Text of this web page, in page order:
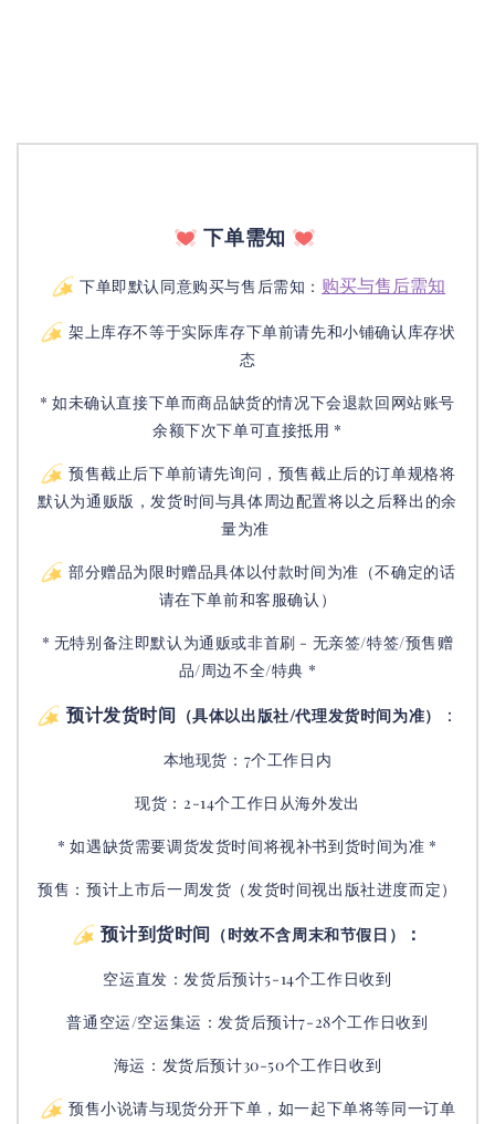
下单需知
下单即默认同意购买与售后需知： 购买与售后需知
架上库存不等于实际库存下单前请先和小铺确认库存状
态
* 如未确认直接下单而商品缺货的情况下会退款回网站账号
余额下次下单可直接抵用 *
预售截止后下单前请先询问，预售截止后的订单规格将
默认为通贩版，发货时间与具体周边配置将以之后释出的余
量为准
部分赠品为限时赠品具体以付款时间为准（不确定的话
请在下单前和客服确认）
* 无特别备注即默认为通贩或非首刷 - 无亲签/特签/预售赠
品/周边不全/特典 *
预计发货时间 （具体以出版社/代理发货时间为准） ：
本地现货：7个工作日内
现货：2-14个工作日从海外发出
* 如遇缺货需要调货发货时间将视补书到货时间为准 *
预售：预计上市后一周发货（发货时间视出版社进度而定）
预计到货时间 （时效不含周末和节假日） ：
空运直发：发货后预计5-14个工作日收到
普通空运/空运集运：发货后预计7-28个工作日收到
海运：发货后预计30-50个工作日收到
预售小说请与现货分开下单，如一起下单将等同一订单